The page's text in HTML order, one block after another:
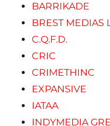
BARRIKADE
BREST MEDIAS
C.Q.F.D.
CRIC
CRIMETHINC
EXPANSIVE
IATAA
INDYMEDIA